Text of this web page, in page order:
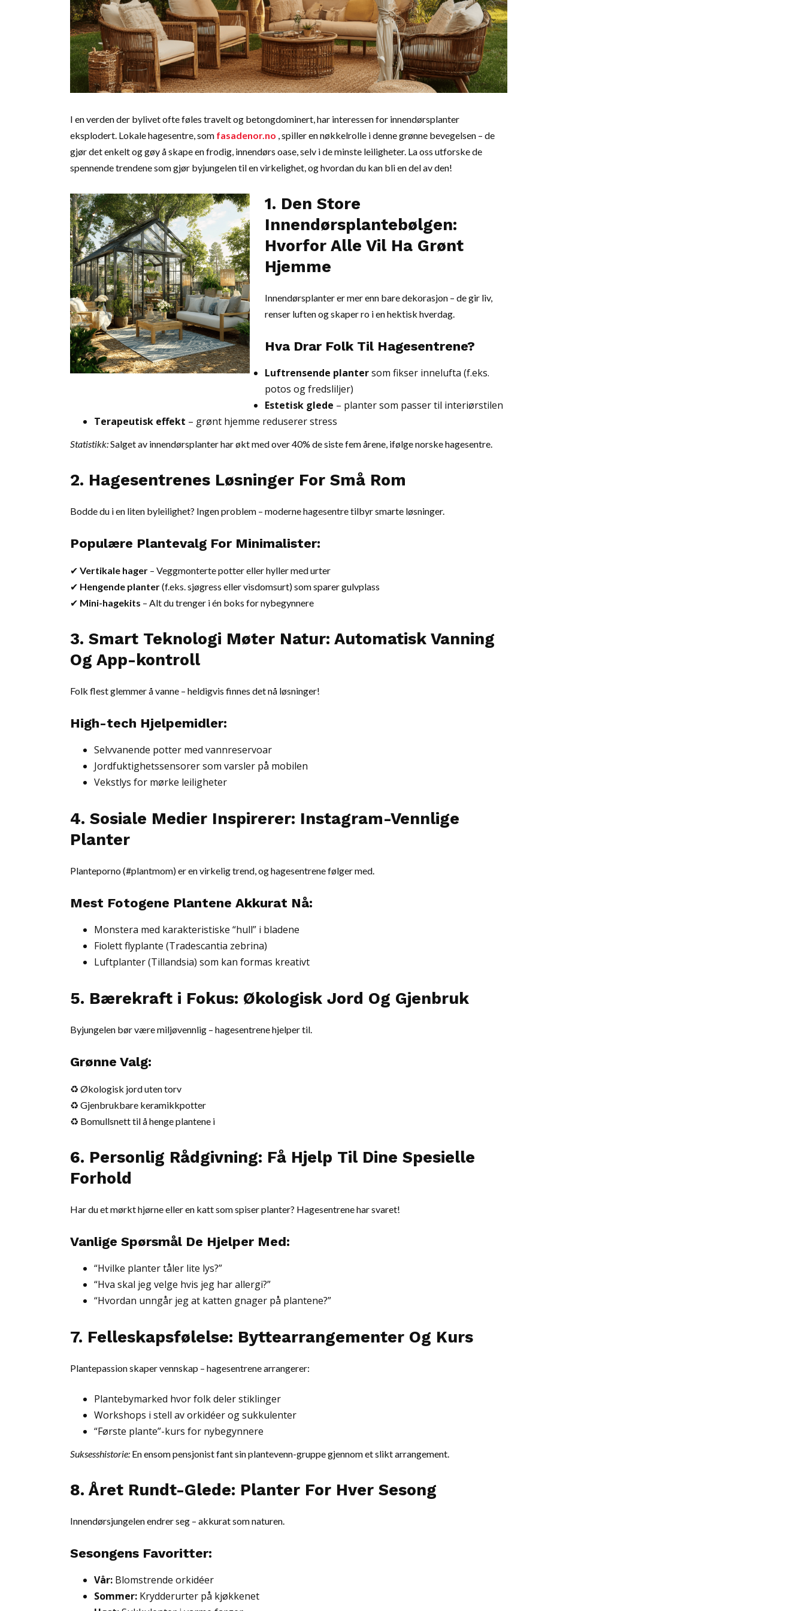
I en verden der bylivet ofte føles travelt og betongdominert, har interessen for innendørsplanter
eksplodert. Lokale hagesentre, som fasadenor.no , spiller en nøkkelrolle i denne grønne bevegelsen – de
gjør det enkelt og gøy å skape en frodig, innendørs oase, selv i de minste leiligheter. La oss utforske de
spennende trendene som gjør byjungelen til en virkelighet, og hvordan du kan bli en del av den!
1. Den Store
Innendørsplantebølgen:
Hvorfor Alle Vil Ha Grønt
Hjemme
Innendørsplanter er mer enn bare dekorasjon – de gir liv,
renser luften og skaper ro i en hektisk hverdag.
Hva Drar Folk Til Hagesentrene?
Luftrensende plantersom fikser innelufta (f.eks.
potos og fredsliljer)
Estetisk glede – planter som passer til interiørstilen
Terapeutisk effekt – grønt hjemme reduserer stress
Statistikk:Salget av innendørsplanter har økt med over 40% de siste fem årene, ifølge norske hagesentre.
2. Hagesentrenes Løsninger For Små Rom
Bodde du i en liten byleilighet? Ingen problem – moderne hagesentre tilbyr smarte løsninger.
Populære Plantevalg For Minimalister:
✔ Vertikale hager – Veggmonterte potter eller hyller med urter
✔ Hengende planter(f.eks. sjøgress eller visdomsurt) som sparer gulvplass
✔ Mini-hagekits – Alt du trenger i én boks for nybegynnere
3. Smart Teknologi Møter Natur: Automatisk Vanning
Og App-kontroll
Folk flest glemmer å vanne – heldigvis finnes det nå løsninger!
High-tech Hjelpemidler:
Selvvanende potter med vannreservoar
Jordfuktighetssensorer som varsler på mobilen
Vekstlys for mørke leiligheter
4. Sosiale Medier Inspirerer: Instagram-Vennlige
Planter
Planteporno (#plantmom) er en virkelig trend, og hagesentrene følger med.
Mest Fotogene Plantene Akkurat Nå:
Monstera med karakteristiske “hull” i bladene
Fiolett flyplante (Tradescantia zebrina)
Luftplanter (Tillandsia) som kan formas kreativt
5. Bærekraft i Fokus: Økologisk Jord Og Gjenbruk
Byjungelen bør være miljøvennlig – hagesentrene hjelper til.
Grønne Valg:
♻ Økologisk jord uten torv
♻ Gjenbrukbare keramikkpotter
♻ Bomullsnett til å henge plantene i
6. Personlig Rådgivning: Få Hjelp Til Dine Spesielle
Forhold
Har du et mørkt hjørne eller en katt som spiser planter? Hagesentrene har svaret!
Vanlige Spørsmål De Hjelper Med:
“Hvilke planter tåler lite lys?”
“Hva skal jeg velge hvis jeg har allergi?”
“Hvordan unngår jeg at katten gnager på plantene?”
7. Felleskapsfølelse: Byttearrangementer Og Kurs
Plantepassion skaper vennskap – hagesentrene arrangerer:
Plantebymarked hvor folk deler stiklinger
Workshops i stell av orkidéer og sukkulenter
“Første plante”-kurs for nybegynnere
Suksesshistorie: En ensom pensjonist fant sin plantevenn-gruppe gjennom et slikt arrangement.
8. Året Rundt-Glede: Planter For Hver Sesong
Innendørsjungelen endrer seg – akkurat som naturen.
Sesongens Favoritter:
Vår: Blomstrende orkidéer
Sommer: Krydderurter på kjøkkenet